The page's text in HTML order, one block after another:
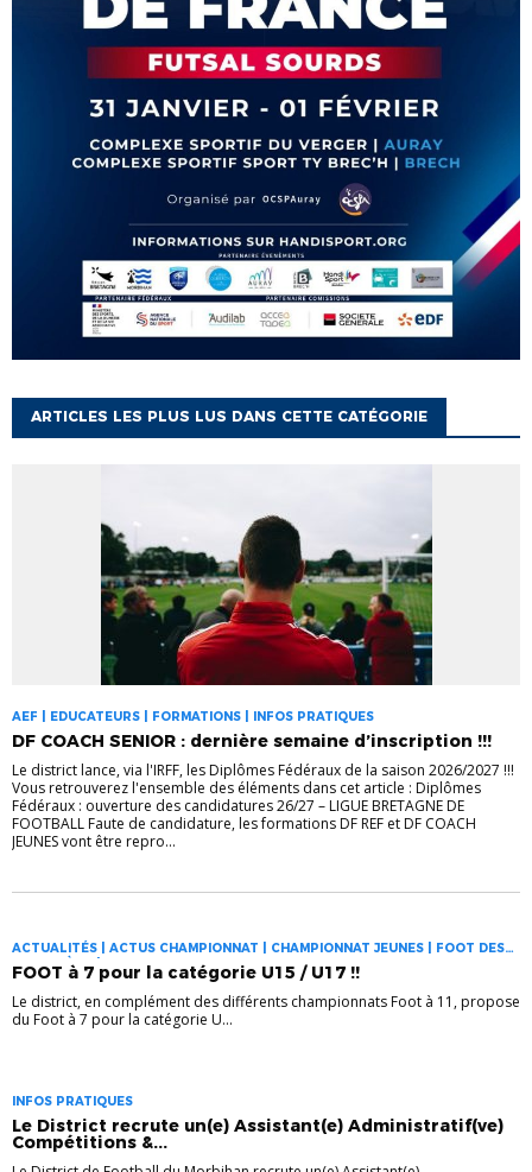
ARTICLES LES PLUS LUS DANS CETTE CATÉGORIE
AEF | EDUCATEURS | FORMATIONS | INFOS PRATIQUES
DF COACH SENIOR : dernière semaine d’inscription !!!
Le district lance, via l'IRFF, les Diplômes Fédéraux de la saison 2026/2027 !!!
Vous retrouverez l'ensemble des éléments dans cet article : Diplômes
Fédéraux : ouverture des candidatures 26/27 – LIGUE BRETAGNE DE
FOOTBALL Faute de candidature, les formations DF REF et DF COACH
JEUNES vont être repro...
ACTUALITÉS | ACTUS CHAMPIONNAT | CHAMPIONNAT JEUNES | FOOT DES
JEUNES À 11 | INFOS PRATIQUES
FOOT à 7 pour la catégorie U15 / U17 !!
Le district, en complément des différents championnats Foot à 11, propose
du Foot à 7 pour la catégorie U...
INFOS PRATIQUES
Le District recrute un(e) Assistant(e) Administratif(ve)
Compétitions &...